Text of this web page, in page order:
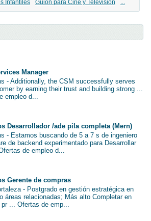
Infantiles
Guión para Cine y Televisión ...
Manager
- Additionally, the CSM successfully serves
by earning their trust and building strong ...
empleo d...
Desarrollador /ade pila completa (Mern)
- Estamos buscando de 5 a 7 s de ingeniero
de backend experimentado para Desarrollar
de empleo d...
Gerente de compras
- Postgrado en gestión estratégica en
áreas relacionadas; Más alto Completar en
... Ofertas de emp...